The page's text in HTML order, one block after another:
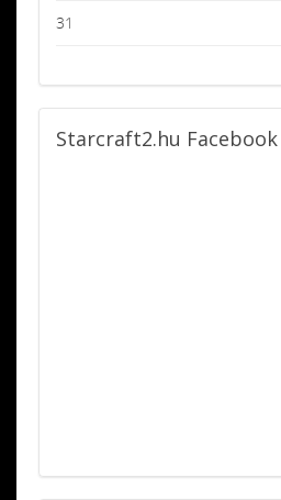
31
Starcraft2.hu Facebook